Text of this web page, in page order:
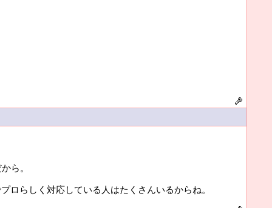
ら。
ロらしく対応している人はたくさんいるからね。